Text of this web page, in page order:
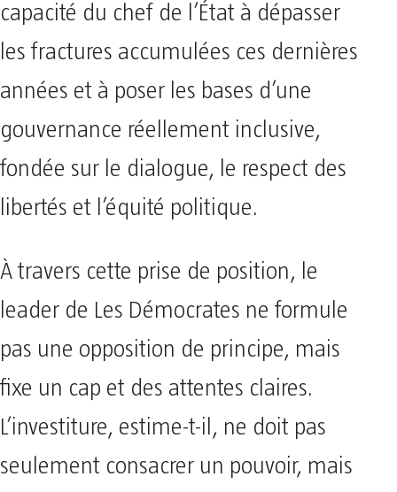
capacité du chef de l’État à dépasser
les fractures accumulées ces dernières
années et à poser les bases d’une
gouvernance réellement inclusive,
fondée sur le dialogue, le respect des
libertés et l’équité politique.
À travers cette prise de position, le
leader de Les Démocrates ne formule
pas une opposition de principe, mais
fixe un cap et des attentes claires.
L’investiture, estime-t-il, ne doit pas
seulement consacrer un pouvoir, mais